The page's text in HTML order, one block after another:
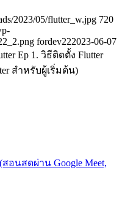
2023/05/flutter_w.jpg 720
fordev222023-06-07
Ep 1. วิธีติดตั้ง Flutter
สำหรับผู้เริ่มต้น)
อนสดผ่าน Google Meet,